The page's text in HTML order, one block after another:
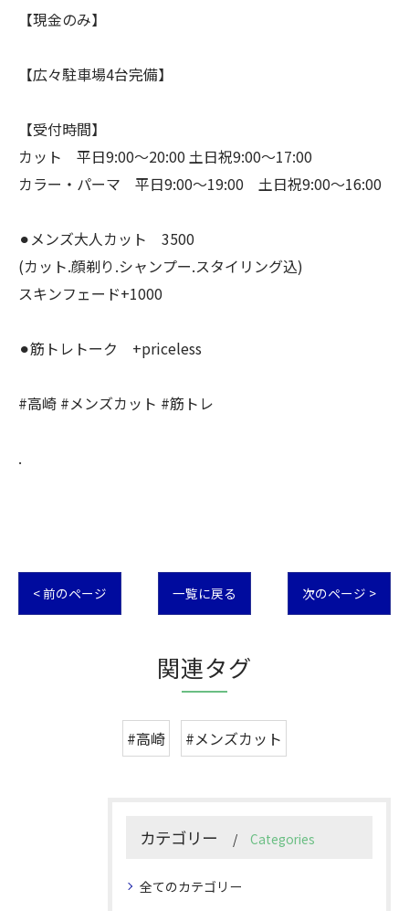
【現金のみ】
【広々駐車場4台完備】
【受付時間】
カット 平日9:00〜20:00 土日祝9:00〜17:00
カラー・パーマ 平日9:00〜19:00 土日祝9:00〜16:00
⚫︎メンズ大人カット 3500
(カット.顔剃り.シャンプー.スタイリング込)
スキンフェード+1000
⚫︎筋トレトーク +priceless
#高崎 #メンズカット #筋トレ
.
< 前のページ 一覧に戻る 次のページ >
関連タグ
#高崎 #メンズカット
カテゴリー Categories
全てのカテゴリー